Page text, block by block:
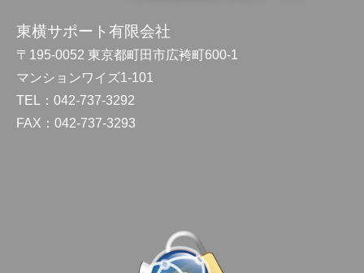
東横サポート有限会社
〒195-0052 東京都町田市広袴町600-1
マンションワイズ1-101
TEL：042-737-3292
FAX：042-737-3293